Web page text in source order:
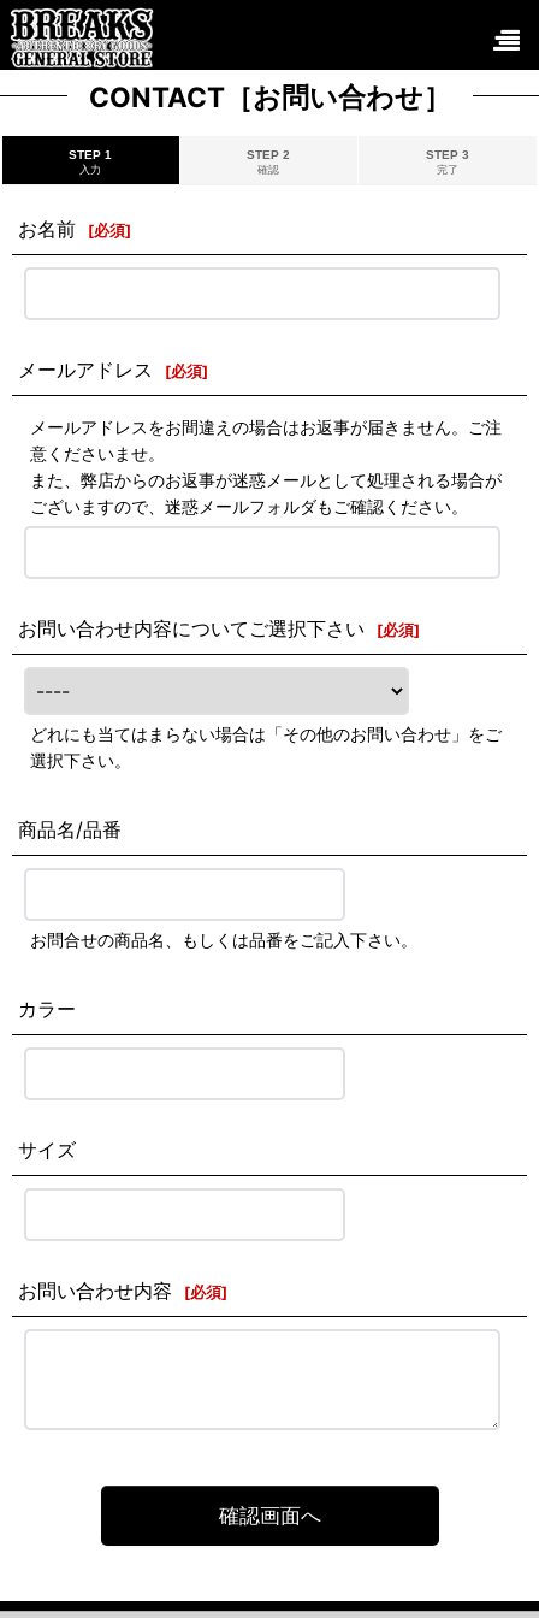
CONTACT［お問い合わせ］
STEP 1
入力
STEP 2
確認
STEP 3
完了
お名前 [必須]
メールアドレス [必須]
メールアドレスをお間違えの場合はお返事が届きません。ご注
意くださいませ。
また、弊店からのお返事が迷惑メールとして処理される場合が
ございますので、迷惑メールフォルダもご確認ください。
お問い合わせ内容についてご選択下さい [必須]
どれにも当てはまらない場合は「その他のお問い合わせ」をご
選択下さい。
商品名/品番
お問合せの商品名、もしくは品番をご記入下さい。
カラー
サイズ
お問い合わせ内容 [必須]
確認画面へ